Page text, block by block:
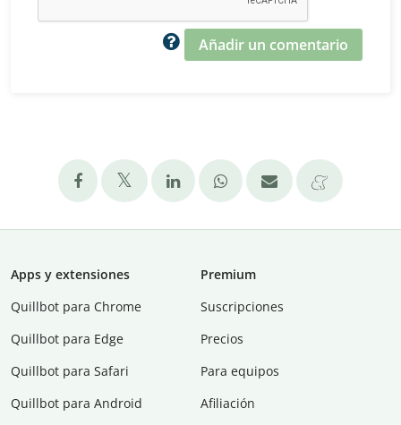
Añadir un comentario
Apps y extensiones
Quillbot para Chrome
Quillbot para Edge
Quillbot para Safari
Quillbot para Android
Premium
Suscripciones
Precios
Para equipos
Afiliación